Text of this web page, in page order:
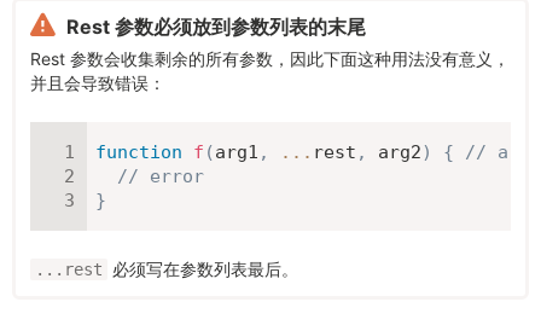
Rest 参数必须放到参数列表的末尾
Rest 参数会收集剩余的所有参数，因此下面这种用法没有意义，
并且会导致错误：
function f (arg1 , ... rest , arg2) {
// arg2
// error
}
...rest 必须写在参数列表最后。